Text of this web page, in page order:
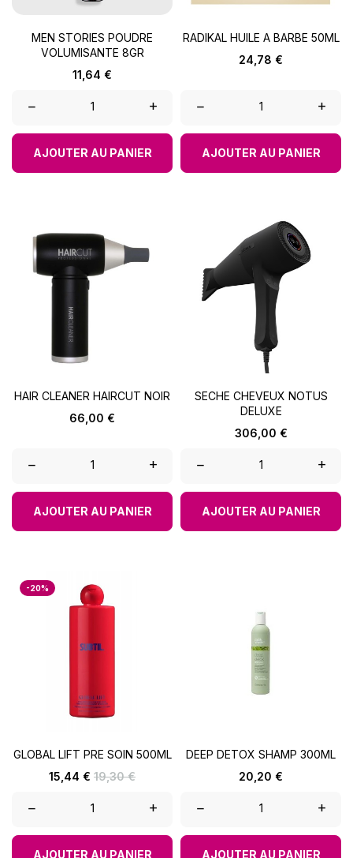
MEN STORIES POUDRE
VOLUMISANTE 8GR
Prix
11,64 €
– +
AJOUTER AU PANIER
RADIKAL HUILE A BARBE 50ML
Prix
24,78 €
– +
AJOUTER AU PANIER
HAIR CLEANER HAIRCUT NOIR
Prix
66,00 €
– +
AJOUTER AU PANIER
SECHE CHEVEUX NOTUS
DELUXE
Prix
306,00 €
– +
AJOUTER AU PANIER
-20%
GLOBAL LIFT PRE SOIN 500ML
Prix
15,44 € Prix
19,30 €
– +
AJOUTER AU PANIER
DEEP DETOX SHAMP 300ML
Prix
20,20 €
– +
AJOUTER AU PANIER